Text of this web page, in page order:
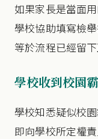
如果家長是當面
學校協助填寫檢
等於流程已經留
學校收到校園
學校知悉疑似校
即向學校所定權